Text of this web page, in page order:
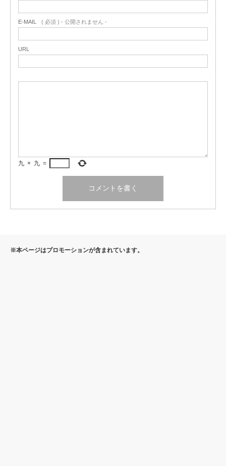
E-MAIL ( 必須 ) - 公開されません -
URL
九 × 九 =
※本ページはプロモーションが含まれています。